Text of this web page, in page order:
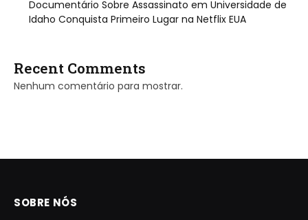
Documentário Sobre Assassinato em Universidade de
Idaho Conquista Primeiro Lugar na Netflix EUA
Recent Comments
Nenhum comentário para mostrar.
SOBRE NÓS